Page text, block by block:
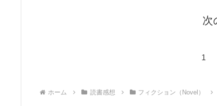
次
1
ホーム 読書感想 フィクション（Novel）